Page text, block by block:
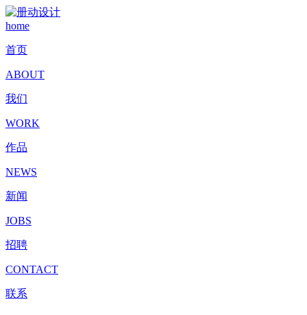
home
首页
ABOUT
我们
WORK
作品
NEWS
新闻
JOBS
招聘
CONTACT
联系